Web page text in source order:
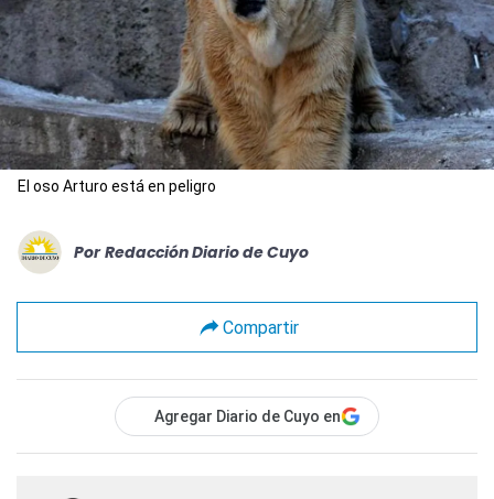
El oso Arturo está en peligro
Por Redacción Diario de Cuyo
Compartir
Agregar Diario de Cuyo en